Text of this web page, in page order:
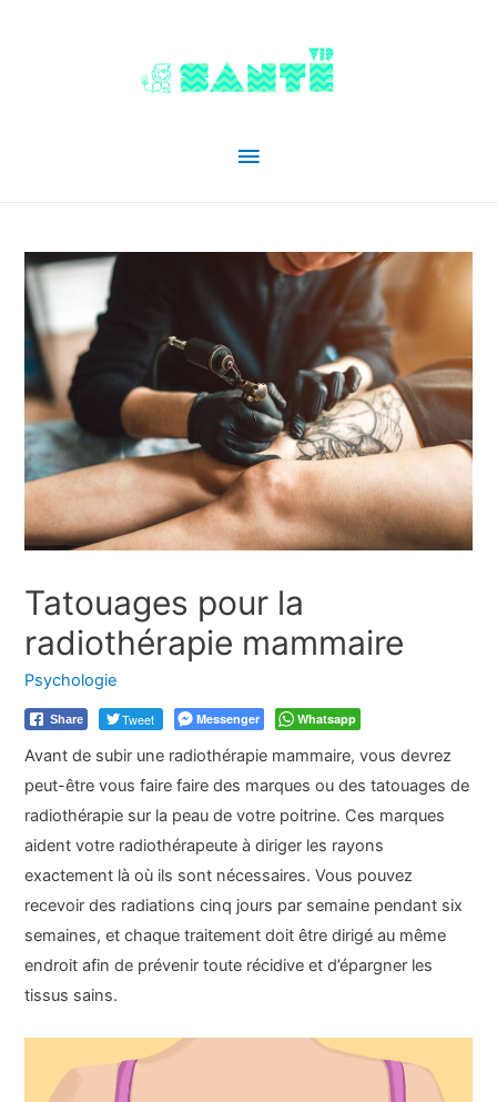
Menu
Tatouages pour la
radiothérapie mammaire
Psychologie
Share Tweet Messenger Whatsapp
Avant de subir une radiothérapie mammaire, vous devrez
peut-être vous faire faire des marques ou des tatouages de
radiothérapie sur la peau de votre poitrine. Ces marques
aident votre radiothérapeute à diriger les rayons
exactement là où ils sont nécessaires. Vous pouvez
recevoir des radiations cinq jours par semaine pendant six
semaines, et chaque traitement doit être dirigé au même
endroit afin de prévenir toute récidive et d’épargner les
tissus sains.